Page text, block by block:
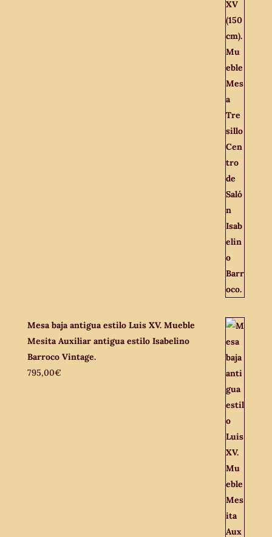
Mesa baja antigua estilo Luis XV. Mueble
Mesita Auxiliar antigua estilo Isabelino
Barroco Vintage.
795,00€